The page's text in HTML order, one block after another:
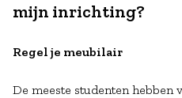
mijn inrichting?
Regel je meubilair
De meeste studenten hebben